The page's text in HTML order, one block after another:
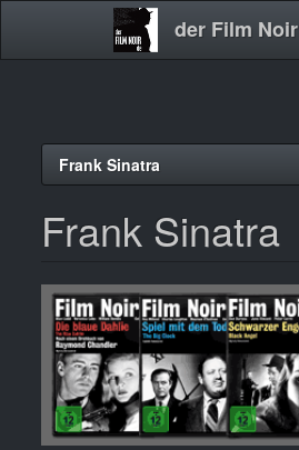
der Film Noir
Main
Frank Sinatra
Frank Sinatra